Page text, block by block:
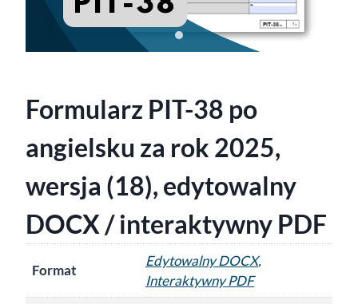
Formularz PIT-38 po
angielsku za rok 2025,
wersja (18), edytowalny
DOCX / interaktywny PDF
Format
Edytowalny DOCX,
Interaktywny PDF